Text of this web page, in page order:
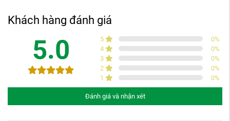
Khách hàng đánh giá
5.0 5 0%
4
0%
3
0%
2
0%
1
0%
Đánh giá và nhận xét